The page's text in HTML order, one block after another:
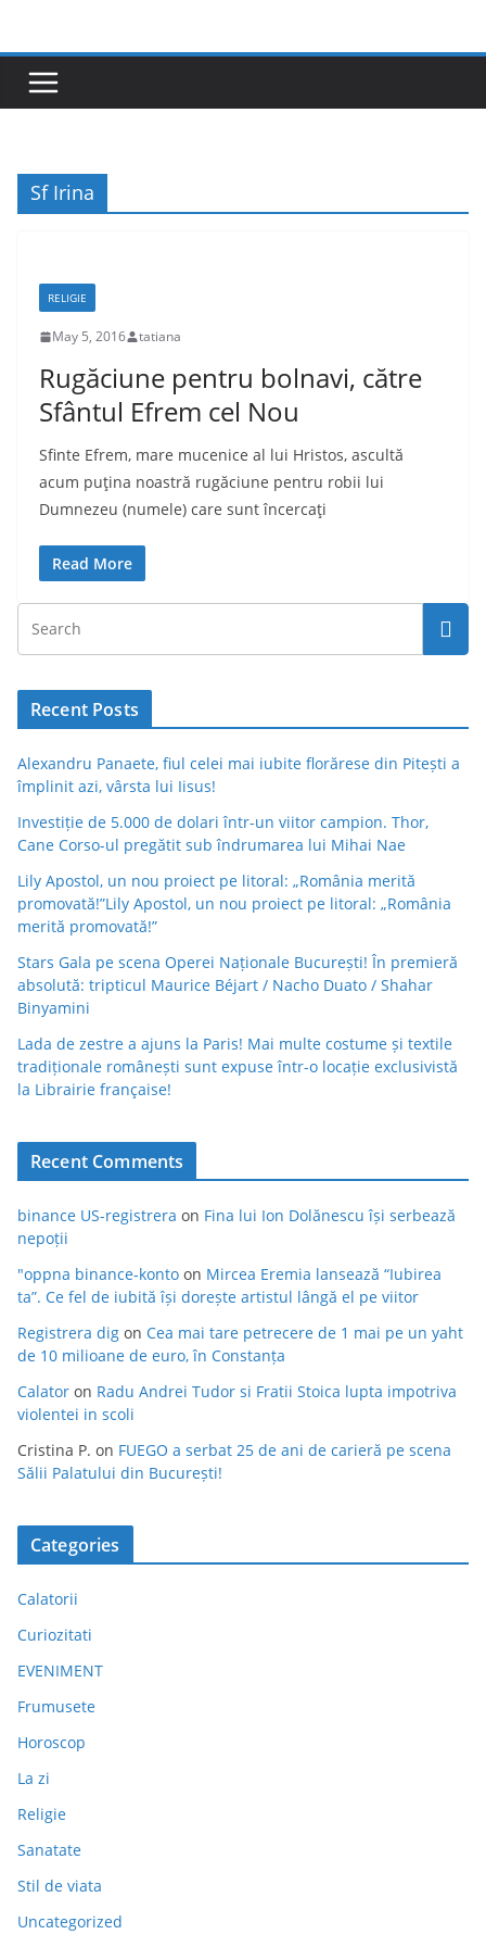
content
Sf Irina
RELIGIE
May 5, 2016 tatiana
Rugăciune pentru bolnavi, către
Sfântul Efrem cel Nou
Sfinte Efrem, mare mucenice al lui Hristos, ascultă
acum puţina noastră rugăciune pentru robii lui
Dumnezeu (numele) care sunt încercaţi
Read More
Recent Posts
Alexandru Panaete, fiul celei mai iubite florărese din Pitești a
împlinit azi, vârsta lui Iisus!
Investiție de 5.000 de dolari într-un viitor campion. Thor,
Cane Corso-ul pregătit sub îndrumarea lui Mihai Nae
Lily Apostol, un nou proiect pe litoral: „România merită
promovată!”Lily Apostol, un nou proiect pe litoral: „România
merită promovată!”
Stars Gala pe scena Operei Naționale București! În premieră
absolută: tripticul Maurice Béjart / Nacho Duato / Shahar
Binyamini
Lada de zestre a ajuns la Paris! Mai multe costume și textile
tradiționale românești sunt expuse într-o locație exclusivistă
la Librairie française!
Recent Comments
binance US-registrera on Fina lui Ion Dolănescu își serbează
nepoții
"oppna binance-konto on Mircea Eremia lansează “Iubirea
ta”. Ce fel de iubită își dorește artistul lângă el pe viitor
Registrera dig on Cea mai tare petrecere de 1 mai pe un yaht
de 10 milioane de euro, în Constanța
Calator on Radu Andrei Tudor si Fratii Stoica lupta impotriva
violentei in scoli
Cristina P. on FUEGO a serbat 25 de ani de carieră pe scena
Sălii Palatului din București!
Categories
Calatorii
Curiozitati
EVENIMENT
Frumusete
Horoscop
La zi
Religie
Sanatate
Stil de viata
Uncategorized